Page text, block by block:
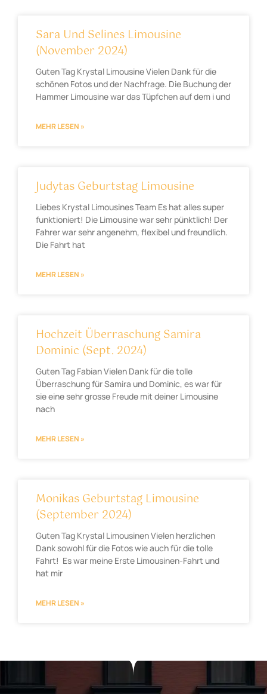
Sara Und Selines Limousine
(November 2024)
Guten Tag Krystal Limousine Vielen Dank für die
schönen Fotos und der Nachfrage. Die Buchung der
Hammer Limousine war das Tüpfchen auf dem i und
MEHR LESEN »
Judytas Geburtstag Limousine
Liebes Krystal Limousines Team Es hat alles super
funktioniert! Die Limousine war sehr pünktlich! Der
Fahrer war sehr angenehm, flexibel und freundlich.
Die Fahrt hat
MEHR LESEN »
Hochzeit Überraschung Samira
Dominic (Sept. 2024)
Guten Tag Fabian Vielen Dank für die tolle
Überraschung für Samira und Dominic, es war für
sie eine sehr grosse Freude mit deiner Limousine
nach
MEHR LESEN »
Monikas Geburtstag Limousine
(September 2024)
Guten Tag Krystal Limousinen Vielen herzlichen
Dank sowohl für die Fotos wie auch für die tolle
Fahrt! Es war meine Erste Limousinen-Fahrt und
hat mir
MEHR LESEN »